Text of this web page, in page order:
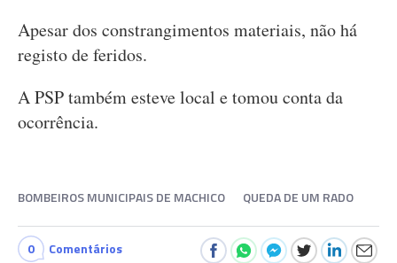
Apesar dos constrangimentos materiais, não há
registo de feridos.
A PSP também esteve local e tomou conta da
ocorrência.
BOMBEIROS MUNICIPAIS DE MACHICO QUEDA DE UM RADO
0 Comentários